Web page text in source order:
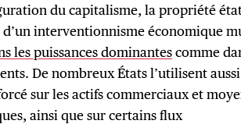
du capitalisme, la propriété
interventionnisme économique
les puissances dominantescomme
De nombreux États l’utilisent
sur les actifs commerciaux et
ainsi que sur certains flux